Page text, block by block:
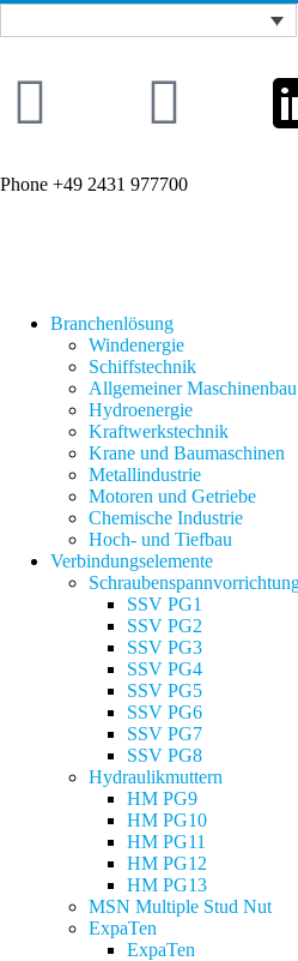
Phone +49 2431 977700
Branchenlösung
Windenergie
Schiffstechnik
Allgemeiner Maschinenbau
Hydroenergie
Kraftwerkstechnik
Krane und Baumaschinen
Metallindustrie
Motoren und Getriebe
Chemische Industrie
Hoch- und Tiefbau
Verbindungselemente
SSV PG1
SSV PG2
SSV PG3
SSV PG4
SSV PG5
SSV PG6
SSV PG7
SSV PG8
Hydraulikmuttern
HM PG9
HM PG10
HM PG11
HM PG12
HM PG13
MSN Multiple Stud Nut
ExpaTen
ExpaTen